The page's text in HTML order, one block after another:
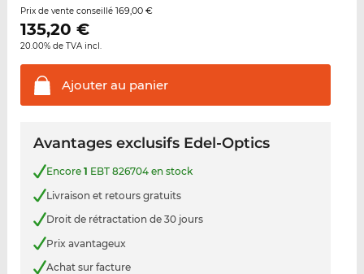
Prix de vente conseillé 169,00 €
135,20 €
20.00% de TVA incl.
Ajouter au panier
Avantages exclusifs Edel-Optics
Encore 1 EBT 826704 en stock
Livraison et retours gratuits
Droit de rétractation de 30 jours
Prix avantageux
Achat sur facture